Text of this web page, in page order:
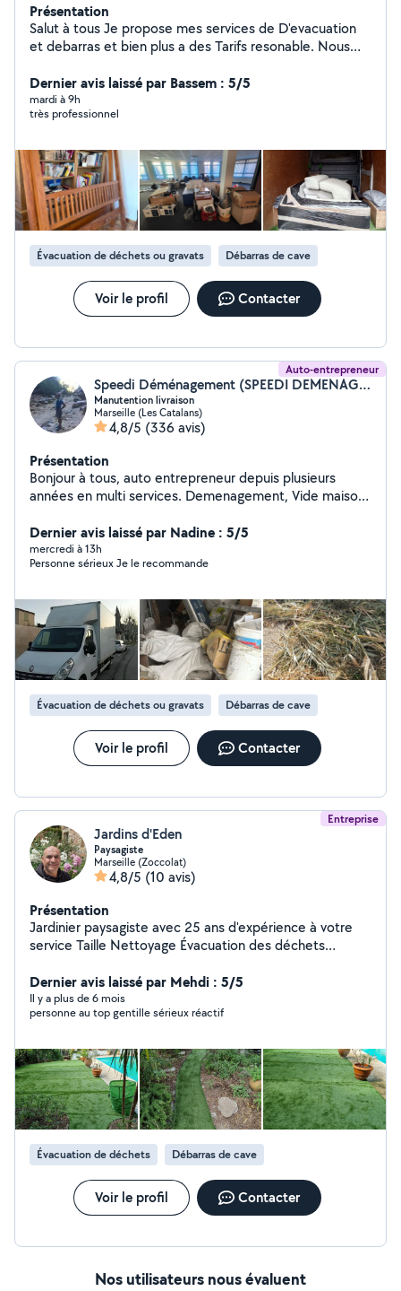
Présentation
Salut à tous Je propose mes services de D'evacuation
et debarras et bien plus a des Tarifs resonable. Nous
évidemment avec le sourire. Votre Démé..... et le nôtre,
Équipements complet pour mener à bien votre démé....
en toute sécurité et sérénité . urgente rapide c'est OK
Dernier avis laissé par Bassem : 5/5
mardi à 9h
très professionnel
Évacuation de déchets ou gravats Débarras de cave
Voir le profil Contacter
Auto-entrepreneur
Speedi Déménagement (SPEEDI DEMENAGEMENT)
Manutention livraison
Marseille (Les Catalans)
4,8/5 (336 avis)
Présentation
Bonjour à tous, auto entrepreneur depuis plusieurs
années en multi services. Demenagement, Vide maison
Intervention dans la région PACA et toute la France.
Vous pouvez me contacter directement sur mon profil,
je serais ravi de vous faciliter ces tâches. Manutention
Dernier avis laissé par Nadine : 5/5
mercredi à 13h
Personne sérieux Je le recommande
Évacuation de déchets ou gravats Débarras de cave
Voir le profil Contacter
Entreprise
Jardins d'Eden
Paysagiste
Marseille (Zoccolat)
4,8/5 (10 avis)
Présentation
Jardinier paysagiste avec 25 ans d'expérience à votre
service Taille Nettoyage Évacuation des déchets
graine Terrain de pétanque Etc...
Dernier avis laissé par Mehdi : 5/5
Il y a plus de 6 mois
personne au top gentille sérieux réactif
Évacuation de déchets Débarras de cave
Voir le profil Contacter
Nos utilisateurs nous évaluent